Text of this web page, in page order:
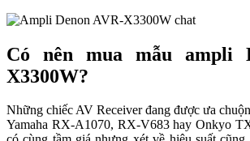
Có nên mua mẫu ampli
X3300W?
Những chiếc AV Receiver đang được ưa
Yamaha RX-A1070, RX-V683 hay Onkyo